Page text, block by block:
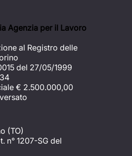
Agenzia per il Lavoro
al Registro delle
del 27/05/1999
€ 2.500.000,00
(TO)
n° 1207-SG del